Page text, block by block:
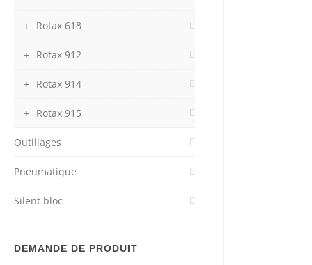
Rotax 618
Rotax 912
Rotax 914
Rotax 915
Outillages
Pneumatique
Silent bloc
DEMANDE DE PRODUIT